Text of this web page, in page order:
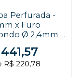
Perfurada -
x Furo
Ø 2,4mm x
x 2x1m
R$ 220,78